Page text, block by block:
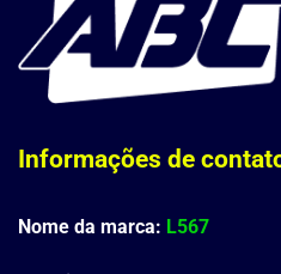
Informações de
Nome da marca: L567